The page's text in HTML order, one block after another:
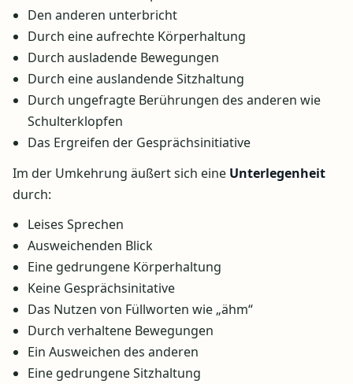
Den anderen unterbricht
Durch eine aufrechte Körperhaltung
Durch ausladende Bewegungen
Durch eine auslandende Sitzhaltung
Durch ungefragte Berührungen des anderen wie
Schulterklopfen
Das Ergreifen der Gesprächsinitiative
Im der Umkehrung äußert sich eine Unterlegenheit
durch:
Leises Sprechen
Ausweichenden Blick
Eine gedrungene Körperhaltung
Keine Gesprächsinitative
Das Nutzen von Füllworten wie „ähm“
Durch verhaltene Bewegungen
Ein Ausweichen des anderen
Eine gedrungene Sitzhaltung